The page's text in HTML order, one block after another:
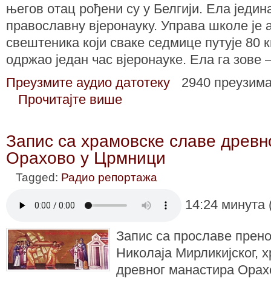
његов отац рођени су у Белгији. Ела
православну вјеронауку. Управа школе је
свештеника који сваке седмице путује
одржао један час вјеронауке. Ела га зове
Преузмите аудио датотеку
2940
Прочитајте више
Запис са храмовске славе
Орахово у Црмници
Tagged: Радио репортажа
14:24
Запис са прославе
Николаја Мирликијског,
древног манастира